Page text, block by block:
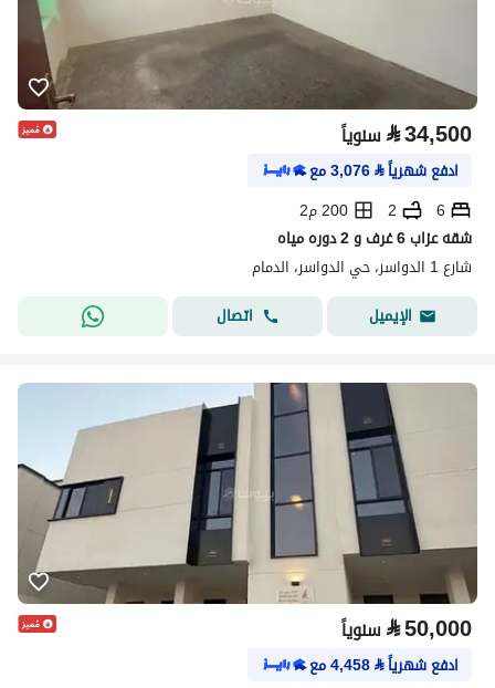
⃁34,500 سنوياً
ادفع شهرياً⃁
3,076مع
6
2
200 م2
شقه عزاب 6 غرف و 2 دوره مياه
شارع 1 الدواسر، حي الدواسر، الدمام
الإيميل
اتصال
⃁50,000 سنوياً
ادفع شهرياً⃁
4,458مع